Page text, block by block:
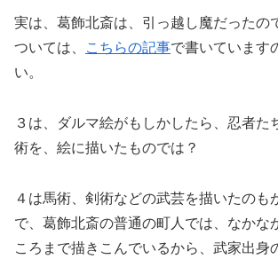
実は、葛飾北斎は、引っ越し魔だったの
ついては、
こちらの記事で書いています
い。
３は、ダルマ絵がもしかしたら、忍者た
術を、絵に描いたものでは？
４は馬術、剣術などの武芸を描いたのも
で、葛飾北斎の普通の町人では、なかな
ころまで描きこんでいるから、武家出身